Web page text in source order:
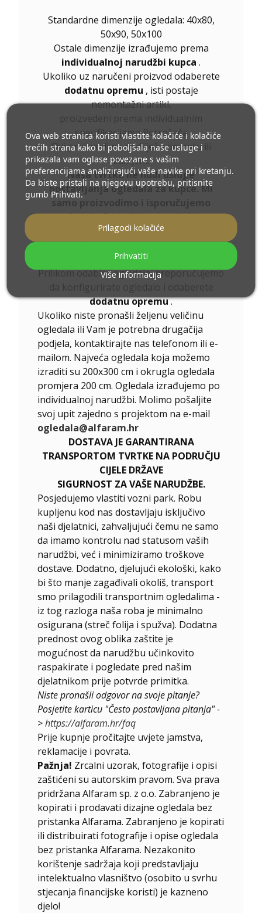
Standardne dimenzije ogledala: 40x80,
50x90, 50x100
Ostale dimenzije izrađujemo prema
individualnoj narudžbi kupca .
Ukoliko uz naručeni proizvod odaberete
dodatnu opremu , isti postaje
nemontažni artikl,
specifikacijama Potrošača
Ovi proizvodi ne podliježu povratu ili
zamjeni.
Naša tvrtka ne nudi usluge
postavljanja ogledala za kupce. Mi
ogledala. Budući da se ogledala
montiraju u različitim uvjetima, pribor
za montažu morate osigurati sami, oni
nisu uključeni u naša ogledala.
Prilikom odabira ogledala, preporučujemo
dodatnu opremu.
Ukoliko niste pronašli željenu veličinu
ogledala ili Vam je potrebna drugačija
podjela, kontaktirajte nas telefonom ili e-
mailom. Najveća ogledala koja možemo
izraditi su 200x300 cm i okrugla ogledala
promjera 200 cm. Ogledala izrađujemo po
individualnoj narudžbi. Molimo pošaljite
svoj upit zajedno s projektom na e-mail
ogledala@alfaram.hr
DOSTAVA JE GARANTIRANA
TRANSPORTOM TVRTKE NA PODRUČJU
CIJELE DRŽAVE
SIGURNOST ZA VAŠE NARUDŽBE.
Posjedujemo vlastiti vozni park. Robu
kupljenu kod nas dostavljaju isključivo
naši djelatnici, zahvaljujući čemu ne samo
da imamo kontrolu nad statusom vaših
narudžbi, već i minimiziramo troškove
dostave. Dodatno, djelujući ekološki, kako
bi što manje zagađivali okoliš, transport
smo prilagodili transportnim ogledalima -
iz tog razloga naša roba je minimalno
osigurana (streč folija i spužva). Dodatna
prednost ovog oblika zaštite je
mogućnost da narudžbu učinkovito
raspakirate i pogledate pred našim
djelatnikom prije potvrde primitka.
Niste pronašli odgovor na svoje pitanje?
Posjetite karticu "Često postavljana pitanja" -
>https://alfaram.hr/faq
Prije kupnje pročitajte uvjete jamstva,
reklamacije i povrata.
Pažnja! Zrcalni uzorak, fotografije i opisi
zaštićeni su autorskim pravom. Sva prava
pridržana Alfaram sp. z o.o. Zabranjeno je
kopirati i prodavati dizajne ogledala bez
pristanka Alfarama. Zabranjeno je kopirati
ili distribuirati fotografije i opise ogledala
bez pristanka Alfarama. Nezakonito
korištenje sadržaja koji predstavljaju
intelektualno vlasništvo (osobito u svrhu
stjecanja financijske koristi) je kazneno
djelo!
Ova web stranica koristi vlastite kolačiće i kolačiće
trećih strana kako bi poboljšala naše usluge i
prikazala vam oglase povezane s vašim
preferencijama analizirajući vaše navike pri kretanju.
Da biste pristali na njegovu upotrebu, pritisnite
gumb Prihvati.
Više informacija
Prilagodi kolačiće
Prihvatiti